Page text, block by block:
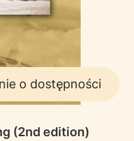
o dostępności
(2nd edition)